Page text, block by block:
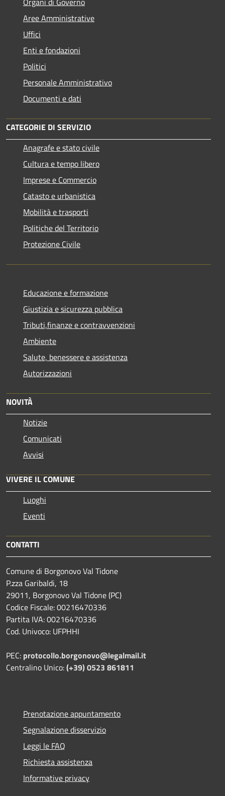
Aree Amministrative
Uffici
Enti e fondazioni
Politici
Personale Amministrativo
Documenti e dati
CATEGORIE DI SERVIZIO
Anagrafe e stato civile
Cultura e tempo libero
Imprese e Commercio
Catasto e urbanistica
Mobilità e trasporti
Politiche del Territorio
Protezione Civile
Educazione e formazione
Giustizia e sicurezza pubblica
Tributi,finanze e contravvenzioni
Ambiente
Salute, benessere e assistenza
Autorizzazioni
NOVITÀ
Notizie
Comunicati
Avvisi
VIVERE IL COMUNE
Luoghi
Eventi
CONTATTI
Comune di Borgonovo Val Tidone
P.zza Garibaldi, 18
29011, Borgonovo Val Tidone (PC)
Codice Fiscale: 00216470336
Partita IVA: 00216470336
Cod. Univoco: UFPHHI
PEC: protocollo.borgonovo@legalmail.it
Centralino Unico:(+39) 0523 861811
Prenotazione appuntamento
Segnalazione disservizio
Leggi le FAQ
Richiesta assistenza
Informative privacy